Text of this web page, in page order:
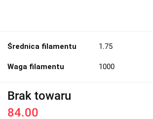
Średnica filamentu 1.75
Waga filamentu 1000
Brak towaru
84.00